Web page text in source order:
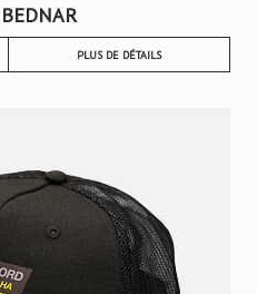
PLUS DE DÉTAILS